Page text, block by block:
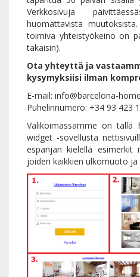
Verkkosivuja
huomattavista
toimiva yhteistyökeino on
takaisin).
Ota yhteyttä ja
kysymyksiisi ilman
E-mail: info@barcelona-
Puhelinnumero: +34 93 423
Valikoimassamme on tällä
widget -sovellusta
espanjan kielellä esimerkit
joiden kaikkien ulkomuoto